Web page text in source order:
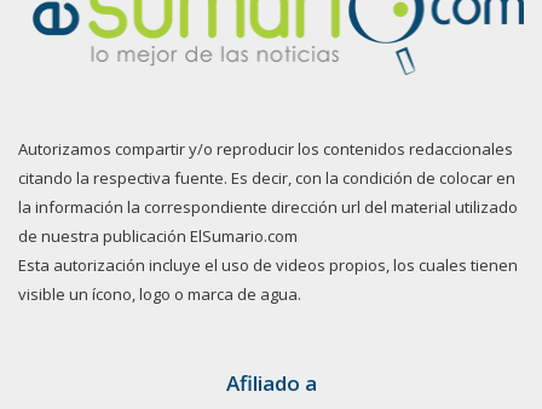
Autorizamos compartir y/o reproducir los contenidos redaccionales
citando la respectiva fuente. Es decir, con la condición de colocar en
la información la correspondiente dirección url del material utilizado
de nuestra publicación ElSumario.com
Esta autorización incluye el uso de videos propios, los cuales tienen
visible un ícono, logo o marca de agua.
Afiliado a